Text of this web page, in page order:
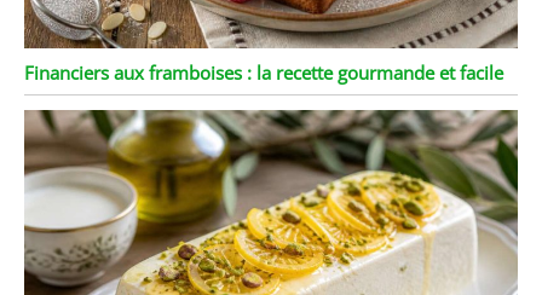
Financiers aux framboises : la recette gourmande et facile